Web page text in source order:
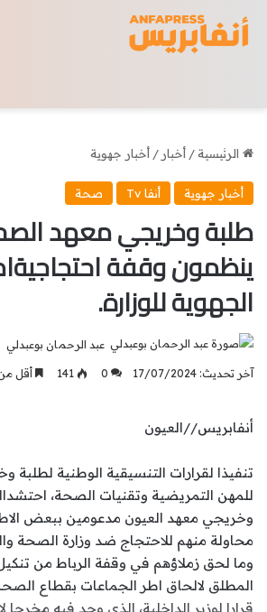
الرئيسية/ أخبار / أخبار جهوية
أخبار جهوية أنفا Tv صحة
طلبة وخريجي معهد
ينظمون وقفة
الجهوية للوزارة.
عبد الرحمان بوعبدلي
آخر تحديث: 17/07/2024 0
141 أقل
أنفابريس//العيون
تنفيذا لقرارات التنسيقية الوطنية لطلبة
للمهن التمريضية وتقنيات الصحة،
وخريجي معهد العيون مدعومين ببعض
محاولة منهم للاحتجاج ضد وزارة الصحة
وما لحق زملاؤهم في وقفة الرباط من
المطلق لالحاق اطر الجماعات بقطاع
قرارا لوزير الداخلية، الذي وجد فيه